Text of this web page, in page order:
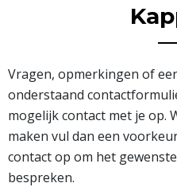
Vragen, opmerkingen of
onderstaand
mogelijk contact met je op.
maken vul dan een
contact op om het
bespreken.